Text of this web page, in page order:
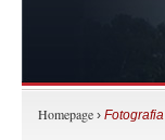
Homepage › Fotografia